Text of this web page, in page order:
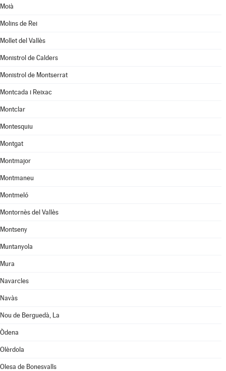
Moià
Molins de Rei
Mollet del Vallès
Monistrol de Calders
Monistrol de Montserrat
Montcada i Reixac
Montclar
Montesquiu
Montgat
Montmajor
Montmaneu
Montmeló
Montornès del Vallès
Montseny
Muntanyola
Mura
Navarcles
Navàs
Nou de Berguedà, La
Òdena
Olèrdola
Olesa de Bonesvalls